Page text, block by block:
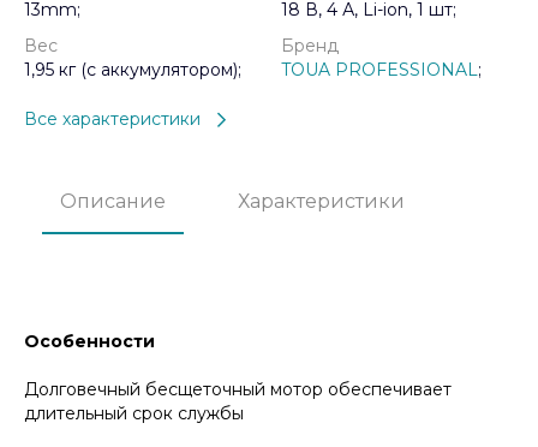
13mm;
18 В, 4 А, Li-ion, 1 шт;
Вес
1,95 кг (с аккумулятором);
Бренд
TOUA PROFESSIONAL ;
Все характеристики
Описание Характеристики
Особенности
Долговечный бесщеточный мотор обеспечивает
длительный срок службы